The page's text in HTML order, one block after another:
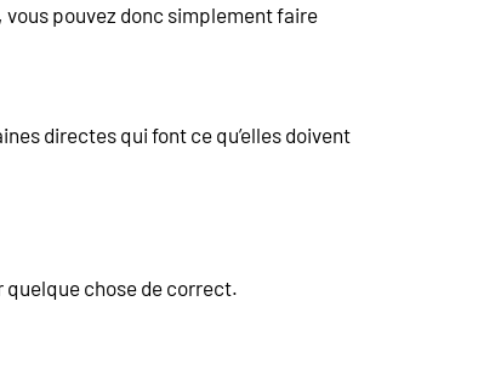
pouvez donc simplement faire
directes qui font ce qu’elles doivent
quelque chose de correct.